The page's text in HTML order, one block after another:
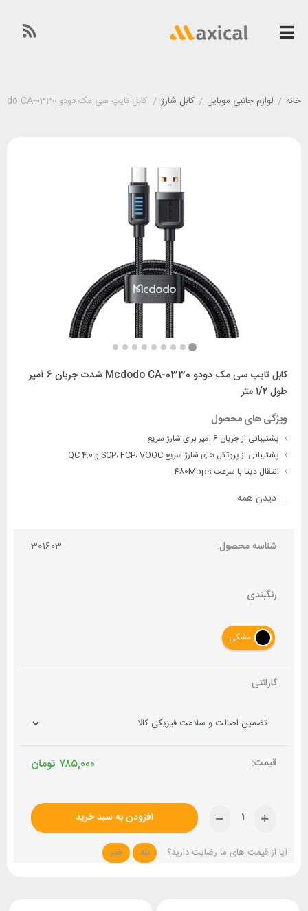
خانه / لوازم جانبی موبایل / کابل شارژ / کابل تایپ سی مک دودو Mcdodo CA-0330 شدت جریان 6 آمپر طول ۱/۲ متر
کابل تایپ سی مک دودو Mcdodo CA-0330 شدت جریان 6 آمپر
طول ۱/۲ متر
ویژگی های محصول
پشتیبانی از جریان 6 آمپر برای شارژ سریع
پشتیبانی از پروتکل های شارژ سریع SCP، FCP، VOOC و QC 4.0
انتقال دیتا با سرعت 480Mbps
... دیدن همه
شناسه محصول: 301603
رنگبندی
مشکی
گارانتی
تومان ۷۸۵,۰۰۰
افزودن به سبد خرید
آیا از قیمت های ما رضایت دارید؟ بله خیر